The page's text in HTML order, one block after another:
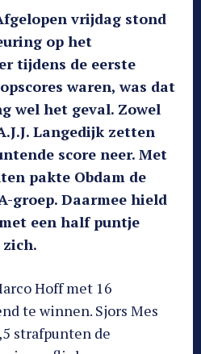
vrijdag stond
op het
tijdens de eerste
waren, was dat
wel het geval. Zowel
Langedijk zetten
score neer. Met
pakte Obdam de
groep. Daarmee hield
een half puntje
Hoff met 16
te winnen. Sjors Mes
strafpunten de